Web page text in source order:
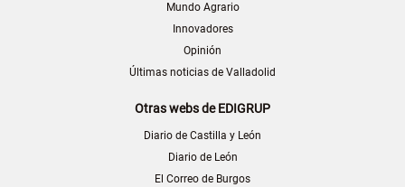
Mundo Agrario
Innovadores
Opinión
Últimas noticias de Valladolid
Otras webs de EDIGRUP
Diario de Castilla y León
Diario de León
El Correo de Burgos